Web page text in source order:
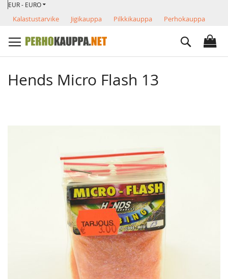
Skip
Content
VALUUTTA
EUR - EURO
Kalastustarvike Jigikauppa Pilkkikauppa
Perhokauppa
Search
Hends Micro Flash 13